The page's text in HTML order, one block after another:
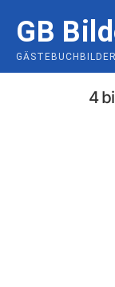
content
GB
4